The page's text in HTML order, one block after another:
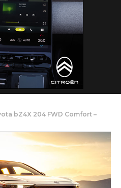
bZ4X 204 FWD Comfort –